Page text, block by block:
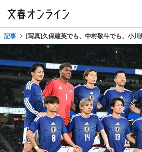
記事 [写真]久保建英でも、中村敬斗でも、小